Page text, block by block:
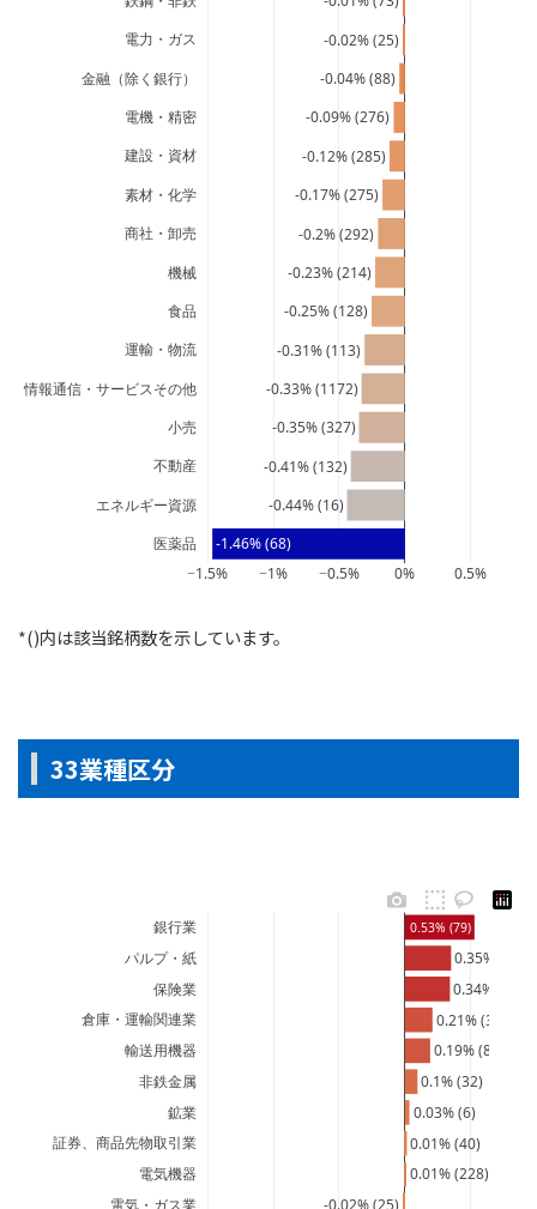
-1.46% (68)
-0.44% (16)
-0.41% (132)
-0.35% (327)
-0.33% (1172)
-0.31% (113)
-0.25% (128)
-0.23% (214)
-0.2% (292)
-0.17% (275)
-0.12% (285)
-0.09% (276)
-0.04% (88)
-0.02% (25)
−1.5% −1% −0.5% 0% 0.5%
医薬品
エネルギー資源
不動産
小売
情報通信・サービスその他
運輸・物流
食品
機械
商社・卸売
素材・化学
建設・資材
電機・精密
金融（除く銀行）
電力・ガス
*()内は該当銘柄数を示しています。
33業種区分
0.01% (228)
0.01% (40)
0.03% (6)
0.1% (32)
0.19% (87)
0.21% (36)
0.34% (12)
0.35% (23)
0.53% (79)
電気機器
証券、商品先物取引業
鉱業
非鉄金属
輸送用機器
倉庫・運輸関連業
保険業
パルプ・紙
銀行業